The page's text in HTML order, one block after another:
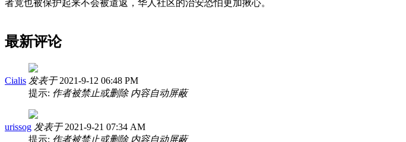
者竟也被保护起来不会被遣返，华人社区的治安恐怕更加揪心。
最新评论
Cialis 发表于 2021-9-12 06:48 PM
提示: 作者被禁止或删除 内容自动屏蔽
urissog 发表于 2021-9-21 07:34 AM
提示: 作者被禁止或删除 内容自动屏蔽